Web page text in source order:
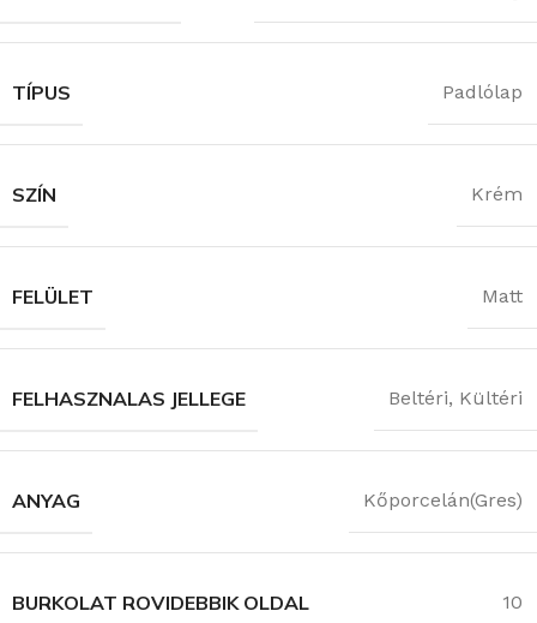
TÍPUS Padlólap
SZÍN Krém
FELÜLET Matt
FELHASZNALAS JELLEGE Beltéri, Kültéri
ANYAG Kőporcelán(Gres)
BURKOLAT ROVIDEBBIK OLDAL 10